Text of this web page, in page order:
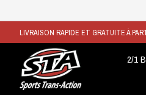
LIVRAISON RAPIDE ET GRATUITE À
2/1